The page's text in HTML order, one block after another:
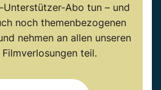
Abo tun – und
noch themenbezogenen
nehmen an allen unseren
teil.